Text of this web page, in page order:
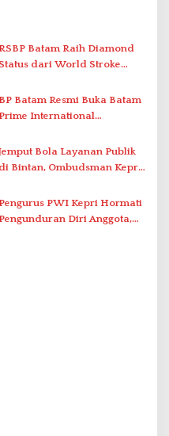
RSBP Batam Raih Diamond
Status dari World Stroke
Penanganan Stroke
Berstandar Internasional
BP Batam Resmi Buka Batam
Prime International
di Stadion Temenggung
Abdul Jamal
Bola Layanan Publik
di Bintan, Ombudsman Kepri
Solar Nelayan
Pengurus PWI Kepri Hormati
Pengunduran Diri Anggota,